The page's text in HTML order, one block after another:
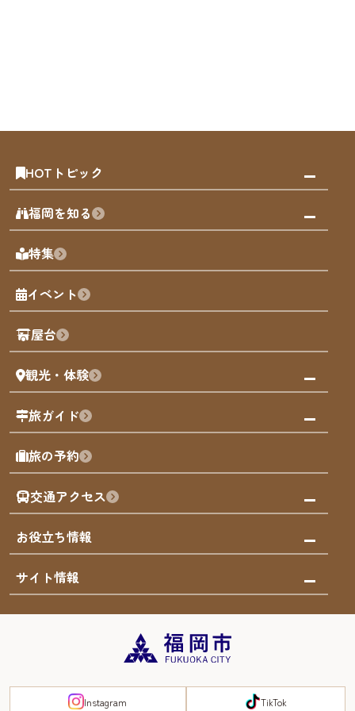
HOTトピック
みんなの旅行記
天神エリア
博多旧市街
福岡城
歴史・文化
福岡を知る
福岡の見どころ
福岡の魅力
観光カレンダー
観光PR動画
まち歩き
福岡グルメ
福岡を楽しむ
福岡のアート
福岡のナイトタイム
福岡の歴史・文化
サステナブルツーリズム
福岡検定
よかなび音声ガイド
特集
イベント
屋台
観光・体験
観る・遊ぶ
屋台
買う
体験
泊まる
旅ガイド
モデルコース
AIおまかせコース
オリジナルプラン
みんなの旅行記
旅の予約
交通アクセス
市内交通ガイド
お得なチケット
お役立ち情報
お知らせ
災害情報
サイト情報
まち歩き・体験プログラム掲載申込
Instagram TikTok